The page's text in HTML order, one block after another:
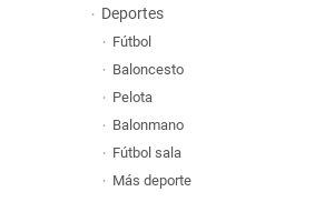
Deportes
Fútbol
Baloncesto
Pelota
Balonmano
Fútbol sala
Más deporte